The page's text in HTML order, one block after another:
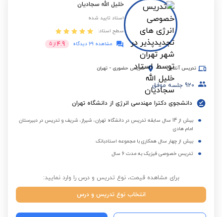
خلیل الله سجادیان
استاد تایید شده
سطح استاد:
مشاهده 69 دیدگاه
4.9 از 5
تدریس آنلاین تدریس حضوری - تهران
920 جلسه موفق
دانشجوی دکترا مهندسی انرژی از دانشگاه تهران
بیش از 14 سال سابقه تدریس در دانشگاه تهران، شیراز، شریف و تدریس در دبیرستان
امام هادی
بیش از چهار سال همکاری با مجموعه استادبانک
تدریس خصوصی فیزیک به مدت 6 سال
برای مشاهده قیمت، نوع تدریس و درس را وارد نمایید:
انتخاب نوع تدریس و درس